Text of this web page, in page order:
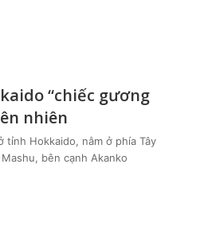
“chiếc gương
nhiên
tỉnh Hokkaido, nằm ở phía Tây
bên cạnh Akanko